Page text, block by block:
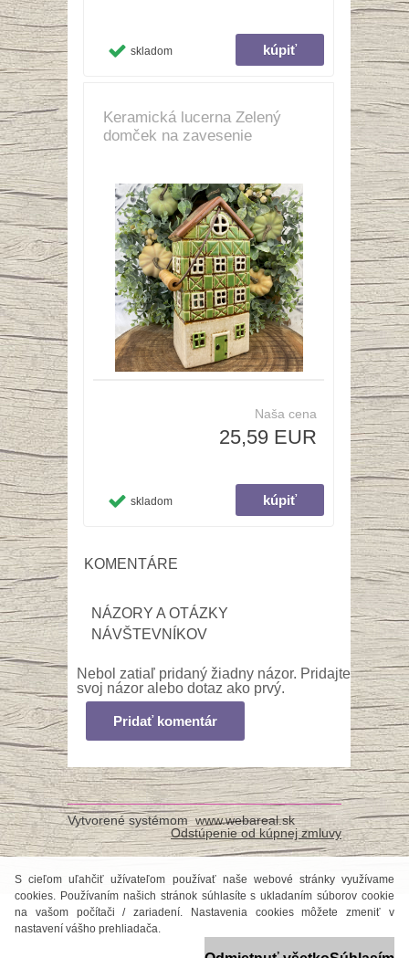
S cieľom uľahčiť užívateľom používať naše webové stránky využívame
cookies. Používaním našich stránok súhlasíte s ukladaním súborov cookie
na vašom počítači / zariadení. Nastavenia cookies môžete zmeniť v
nastavení vášho prehliadača.
skladom
Keramická lucerna Zelený
domček na zavesenie
Naša cena
25,59 EUR
skladom
KOMENTÁRE
NÁZORY A OTÁZKY
NÁVŠTEVNÍKOV
Nebol zatiaľ pridaný žiadny názor. Pridajte
svoj názor alebo dotaz ako prvý.
Pridať komentár
Vytvorené systémom www.webareal.sk
Odstúpenie od kúpnej zmluvy